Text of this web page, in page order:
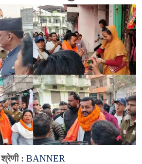
श्रेणी : BANNER